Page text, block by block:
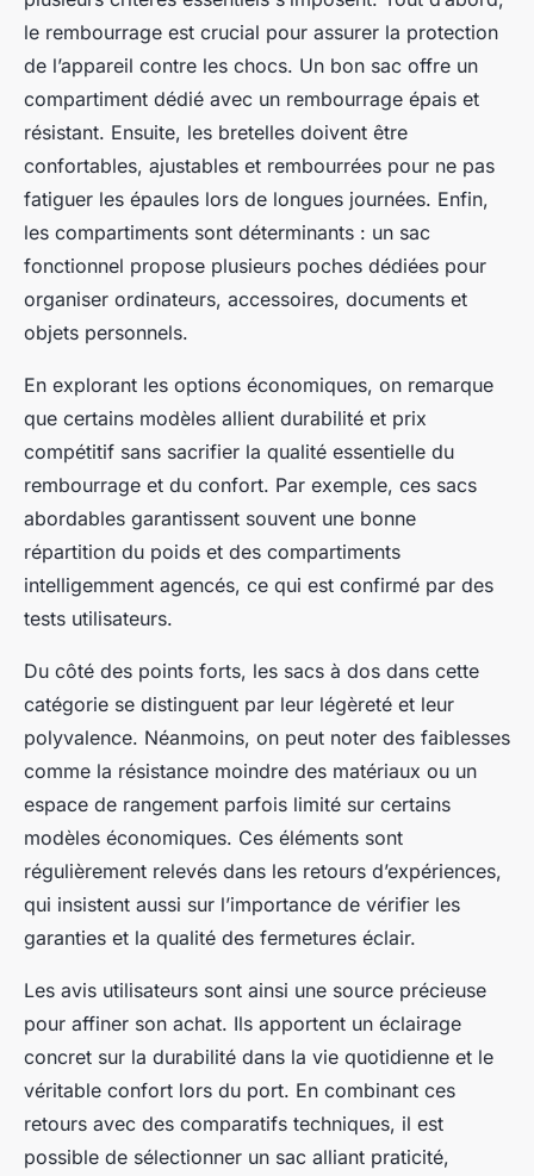
le rembourrage est crucial pour assurer la protection
de l’appareil contre les chocs. Un bon sac offre un
compartiment dédié avec un rembourrage épais et
résistant. Ensuite, les bretelles doivent être
confortables, ajustables et rembourrées pour ne pas
fatiguer les épaules lors de longues journées. Enfin,
les compartiments sont déterminants : un sac
fonctionnel propose plusieurs poches dédiées pour
organiser ordinateurs, accessoires, documents et
objets personnels.
En explorant les options économiques, on remarque
que certains modèles allient durabilité et prix
compétitif sans sacrifier la qualité essentielle du
rembourrage et du confort. Par exemple, ces sacs
abordables garantissent souvent une bonne
répartition du poids et des compartiments
intelligemment agencés, ce qui est confirmé par des
tests utilisateurs.
Du côté des points forts, les sacs à dos dans cette
catégorie se distinguent par leur légèreté et leur
polyvalence. Néanmoins, on peut noter des faiblesses
comme la résistance moindre des matériaux ou un
espace de rangement parfois limité sur certains
modèles économiques. Ces éléments sont
régulièrement relevés dans les retours d’expériences,
qui insistent aussi sur l’importance de vérifier les
garanties et la qualité des fermetures éclair.
Les avis utilisateurs sont ainsi une source précieuse
pour affiner son achat. Ils apportent un éclairage
concret sur la durabilité dans la vie quotidienne et le
véritable confort lors du port. En combinant ces
retours avec des comparatifs techniques, il est
possible de sélectionner un sac alliant praticité,